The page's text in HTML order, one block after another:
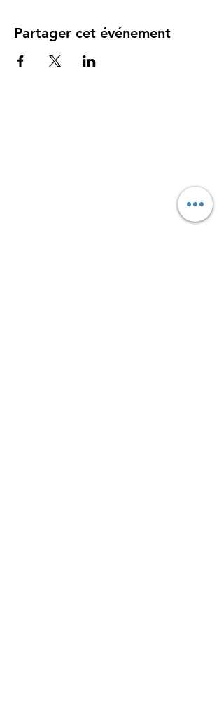
Partager cet événement